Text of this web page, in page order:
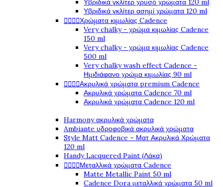
Υβριδικά γκλίτερ χρυσό χρώματα 120 ml
Υβριδικά γκλίτερ ασημί χρώματα 120 ml
Χρώματα κιμωλίας Cadence
Very chalky - χρώμα κιμωλίας Cadence
150 ml
Very chalky - χρώμα κιμωλίας Cadence
500 ml
Very chalky wash effect Cadence -
Ημιδιάφανο χρώμα κιμωλίας 90 ml
Ακρυλικά χρώματα premium Cadence
Ακρυλικά χρώματα Cadence 70 ml
Ακρυλικά χρώματα Cadence 120 ml
Harmony ακρυλικά χρώματα
Ambiante υδροφοβικά ακρυλικά χρώματα
Style Matt Cadence – Ματ Ακρυλικά Χρώματα
120 ml
Handy Lacquered Paint (Λάκα)
Μεταλλικά χρώματα Cadence
Matte Metallic Paint 50 ml
Cadence Dora μεταλλικά χρώματα 50 ml